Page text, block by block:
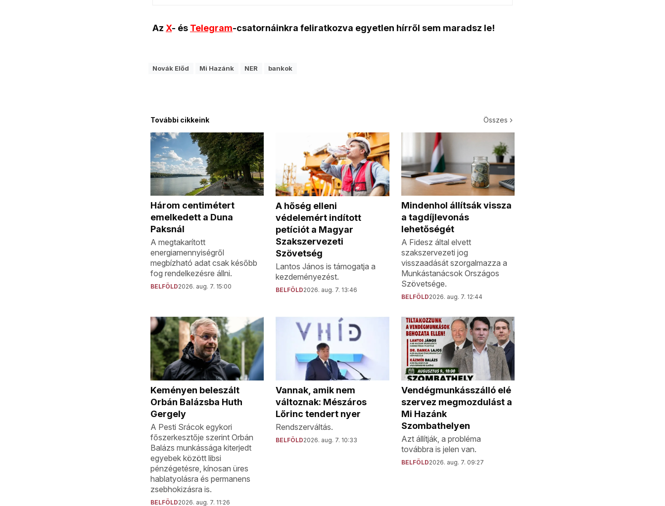
Az X- és Telegram-csatornáinkra feliratkozva egyetlen hírről sem maradsz le!
Novák Előd Mi Hazánk NER bankok
További cikkeink Összes
Három centimétert
emelkedett a Duna
Paksnál
A megtakarított
energiamennyiségről
megbízható adat csak később
fog rendelkezésre állni.
BELFÖLD2026. aug. 7. 15:00
A hőség elleni
védelemért indított
petíciót a Magyar
Szakszervezeti
Szövetség
Lantos János is támogatja a
kezdeményezést.
BELFÖLD2026. aug. 7. 13:46
Mindenhol állítsák vissza
a tagdíjlevonás
lehetőségét
A Fidesz által elvett
szakszervezeti jog
visszaadását szorgalmazza a
Munkástanácsok Országos
Szövetsége.
BELFÖLD2026. aug. 7. 12:44
Keményen beleszált
Orbán Balázsba Huth
Gergely
A Pesti Srácok egykori
főszerkesztője szerint Orbán
Balázs munkássága kiterjedt
egyebek között libsi
pénzégetésre, kínosan üres
hablatyolásra és permanens
zsebhokizásra is.
BELFÖLD2026. aug. 7. 11:26
Vannak, amik nem
változnak: Mészáros
Lőrinc tendert nyer
Rendszerváltás.
BELFÖLD2026. aug. 7. 10:33
Vendégmunkásszálló elé
szervez megmozdulást a
Mi Hazánk
Szombathelyen
Azt állítják, a probléma
továbbra is jelen van.
BELFÖLD2026. aug. 7. 09:27